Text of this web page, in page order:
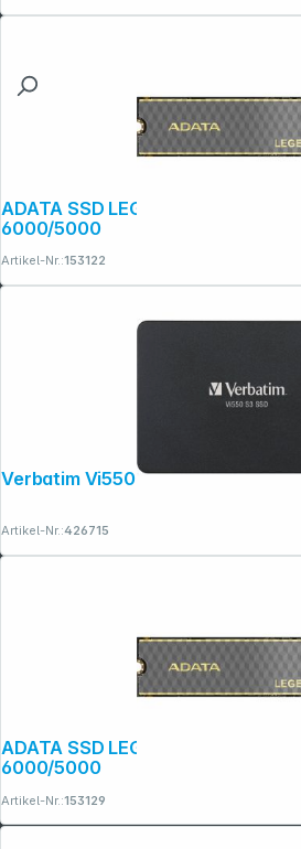
ADATA SSD LEGEND 860 1TB M.2 PCIe Gen.4x4 R/W
6000/5000
Artikel-Nr.:153122
Artikel-Nr.:426715
ADATA SSD LEGEND 860 2TB M.2 PCIe Gen.4x4 R/W
6000/5000
Artikel-Nr.:153129